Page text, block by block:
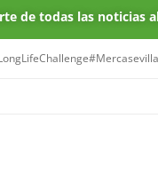
de todas las noticias
#Mercasevilla